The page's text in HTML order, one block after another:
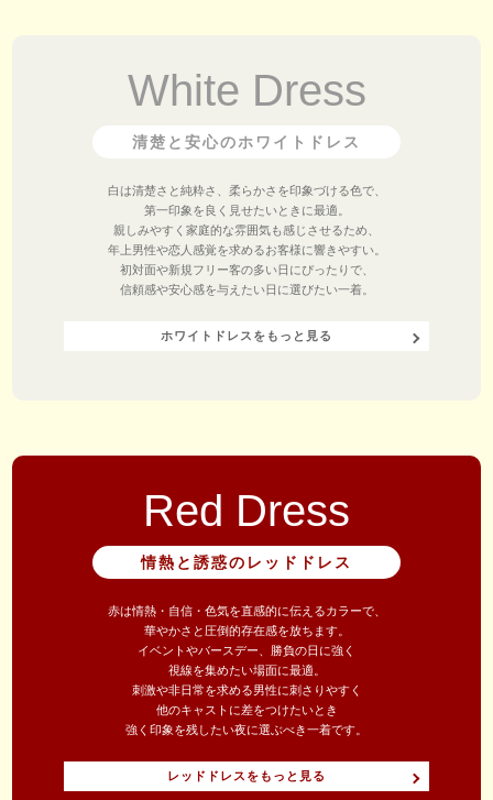
White Dress
清楚と安心のホワイトドレス
白は清楚さと純粋さ、柔らかさを印象づける色で、
第一印象を良く見せたいときに最適。
親しみやすく家庭的な雰囲気も感じさせるため、
年上男性や恋人感覚を求めるお客様に響きやすい。
初対面や新規フリー客の多い日にぴったりで、
信頼感や安心感を与えたい日に選びたい一着。
ホワイトドレスをもっと見る
Red Dress
情熱と誘惑のレッドドレス
赤は情熱・自信・色気を直感的に伝えるカラーで、
華やかさと圧倒的存在感を放ちます。
イベントやバースデー、勝負の日に強く
視線を集めたい場面に最適。
刺激や非日常を求める男性に刺さりやすく
他のキャストに差をつけたいとき
強く印象を残したい夜に選ぶべき一着です。
レッドドレスをもっと見る